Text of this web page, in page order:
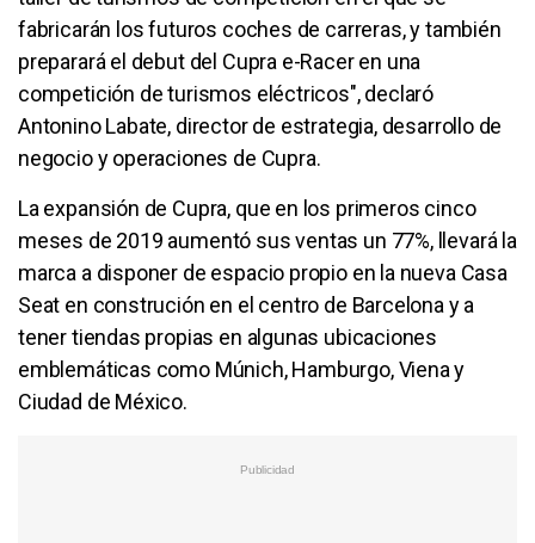
fabricarán los futuros coches de carreras, y también
preparará el debut del Cupra e-Racer en una
competición de turismos eléctricos", declaró
Antonino Labate, director de estrategia, desarrollo de
negocio y operaciones de Cupra.
La expansión de Cupra, que en los primeros cinco
meses de 2019 aumentó sus ventas un 77%, llevará la
marca a disponer de espacio propio en la nueva Casa
Seat en construción en el centro de Barcelona y a
tener tiendas propias en algunas ubicaciones
emblemáticas como Múnich, Hamburgo, Viena y
Ciudad de México.